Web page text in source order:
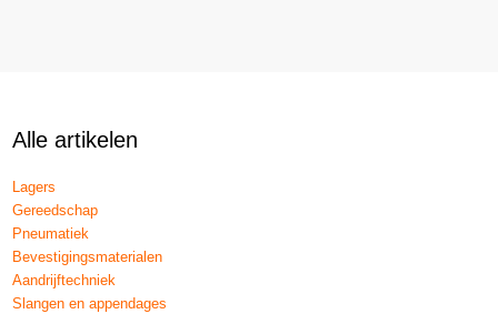
Alle artikelen
Lagers
Gereedschap
Pneumatiek
Bevestigingsmaterialen
Aandrijftechniek
Slangen en appendages